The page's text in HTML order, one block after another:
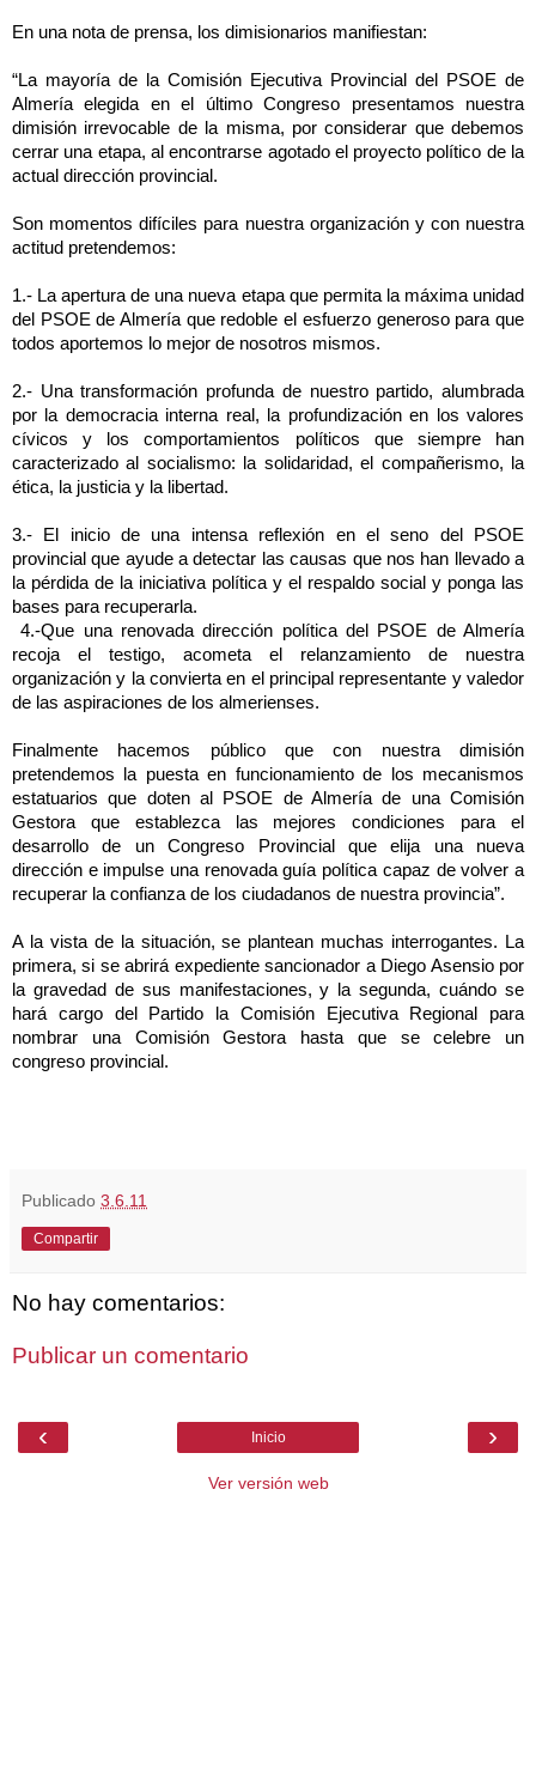
En una nota de prensa, los dimisionarios manifiestan:
“La mayoría de la Comisión EjecutivaProvincial del PSOE de
Almería elegida en el último Congreso presentamos nuestra
dimisión irrevocable de la misma, por considerar que debemos
cerrar una etapa, al encontrarse agotado el proyecto político de la
actual dirección provincial.
Son momentos difíciles para nuestra organización y con nuestra
actitud pretendemos:
1.- La apertura de una nueva etapa que permita la máxima unidad
del PSOE de Almería que redoble el esfuerzo generoso para que
todos aportemos lo mejor de nosotros mismos.
2.- Una transformación profunda de nuestro partido, alumbrada
por la democracia interna real, la profundización en los valores
cívicos y los comportamientos políticos que siempre han
caracterizado al socialismo: la solidaridad, el compañerismo, la
ética, la justicia y la libertad.
3.- El inicio de una intensa reflexión en el seno del PSOE
provincial que ayude a detectar las causas que nos han llevado a
la pérdida de la iniciativa política y el respaldo social y ponga las
bases para recuperarla.
4.-Que una renovada dirección política del PSOE de Almería
recoja el testigo, acometa el relanzamiento de nuestra
organización y la convierta en el principal representante y valedor
de las aspiraciones de los almerienses.
Finalmente hacemos público que con nuestra dimisión
pretendemos la puesta en funcionamiento de los mecanismos
estatuarios que doten al PSOE de Almería de una Comisión
Gestora que establezca las mejores condiciones para el
desarrollo de un Congreso Provincial que elija una nueva
dirección e impulse una renovada guía política capaz de volver a
recuperar la confianza de los ciudadanos de nuestra provincia”.
A la vista de la situación, se plantean muchas interrogantes. La
primera, si se abrirá expediente sancionador a Diego Asensio por
la gravedad de sus manifestaciones, y la segunda, cuándo se
hará cargo del Partido
la ComisiónEjecutivaRegional para
nombrar una Comisión Gestora hasta que se celebre un
congreso provincial.
Publicado 3.6.11
Compartir
No hay comentarios:
Publicar un comentario
‹ ›
Inicio
Ver versión web